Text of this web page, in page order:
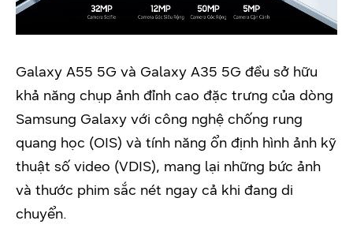
Galaxy A55 5G và Galaxy A35 5G đều sở hữu
khả năng chụp ảnh đỉnh cao đặc trưng của dòng
Samsung Galaxy với công nghệ chống rung
quang học (OIS) và tính năng ổn định hình ảnh kỹ
thuật số video (VDIS), mang lại những bức ảnh
và thước phim sắc nét ngay cả khi đang di
chuyển.